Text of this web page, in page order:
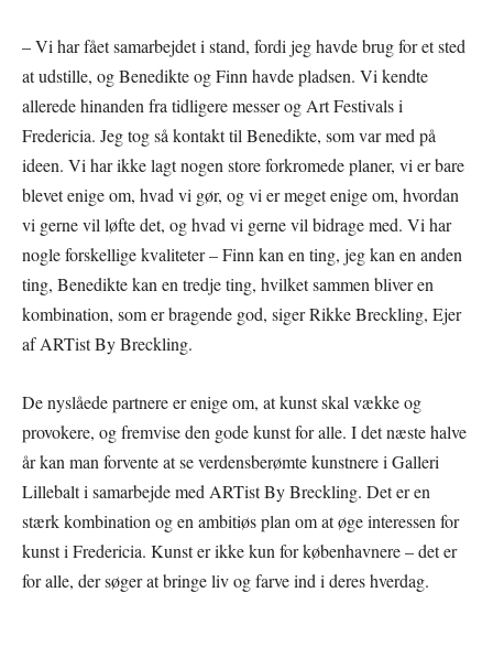
– Vi har fået samarbejdet i stand, fordi jeg havde brug for et sted
at udstille, og Benedikte og Finn havde pladsen. Vi kendte
allerede hinanden fra tidligere messer og Art Festivals i
Fredericia. Jeg tog så kontakt til Benedikte, som var med på
ideen. Vi har ikke lagt nogen store forkromede planer, vi er bare
blevet enige om, hvad vi gør, og vi er meget enige om, hvordan
vi gerne vil løfte det, og hvad vi gerne vil bidrage med. Vi har
nogle forskellige kvaliteter – Finn kan en ting, jeg kan en anden
ting, Benedikte kan en tredje ting, hvilket sammen bliver en
kombination, som er bragende god, siger Rikke Breckling, Ejer
af ARTist By Breckling.
De nyslåede partnere er enige om, at kunst skal vække og
provokere, og fremvise den gode kunst for alle. I det næste halve
år kan man forvente at se verdensberømte kunstnere i Galleri
Lillebalt i samarbejde med ARTist By Breckling. Det er en
stærk kombination og en ambitiøs plan om at øge interessen for
kunst i Fredericia. Kunst er ikke kun for københavnere – det er
for alle, der søger at bringe liv og farve ind i deres hverdag.